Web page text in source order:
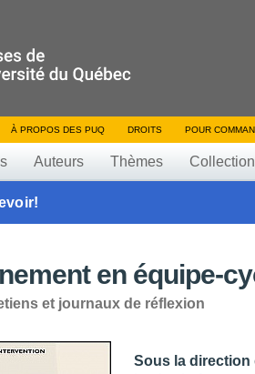
À PROPOS DES PUQ DROITS POUR
Auteurs Thèmes
en équipe-
et journaux de réflexion
Sous la direction